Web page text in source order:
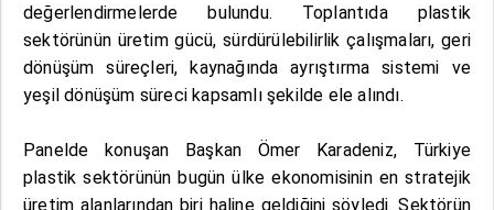
değerlendirmelerde bulundu. Toplantıda plastik
sektörünün üretim gücü, sürdürülebilirlik çalışmaları, geri
dönüşüm süreçleri, kaynağında ayrıştırma sistemi ve
yeşil dönüşüm süreci kapsamlı şekilde ele alındı.
Panelde konuşan Başkan Ömer Karadeniz, Türkiye
plastik sektörünün bugün ülke ekonomisinin en stratejik
üretim alanlarından biri haline geldiğini söyledi. Sektörün